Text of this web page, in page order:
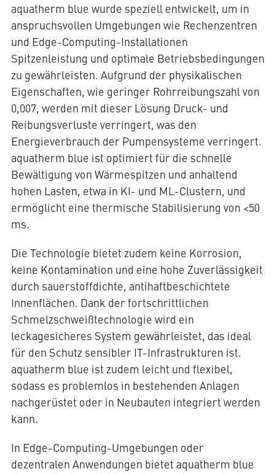
aquatherm blue wurde speziell entwickelt, um in
anspruchsvollen Umgebungen wie Rechenzentren
und Edge-Computing-Installationen
Spitzenleistung und optimale Betriebsbedingungen
zu gewährleisten. Aufgrund der physikalischen
Eigenschaften, wie geringer Rohrreibungszahl von
0,007, werden mit dieser Lösung Druck- und
Reibungsverluste verringert, was den
Energieverbrauch der Pumpensysteme verringert.
aquatherm blue ist optimiert für die schnelle
Bewältigung von Wärmespitzen und anhaltend
hohen Lasten, etwa in KI- und ML-Clustern, und
ermöglicht eine thermische Stabilisierung von <50
ms.
Die Technologie bietet zudem keine Korrosion,
keine Kontamination und eine hohe Zuverlässigkeit
durch sauerstoffdichte, antihaftbeschichtete
Innenflächen. Dank der fortschrittlichen
Schmelzschweißtechnologie wird ein
leckagesicheres System gewährleistet, das ideal
für den Schutz sensibler IT-Infrastrukturen ist.
aquatherm blue ist zudem leicht und flexibel,
sodass es problemlos in bestehenden Anlagen
nachgerüstet oder in Neubauten integriert werden
kann.
In Edge-Computing-Umgebungen oder
dezentralen Anwendungen bietet aquatherm blue